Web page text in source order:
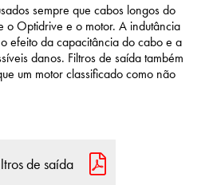
sempre que cabos longos do
o Optidrive e o motor. A indutância
efeito da capacitância do cabo e a
danos. Filtros de saída também
um motor classificado como não
de saída